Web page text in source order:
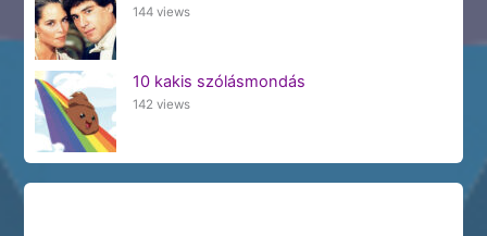
144 views
10 kakis szólásmondás
142 views